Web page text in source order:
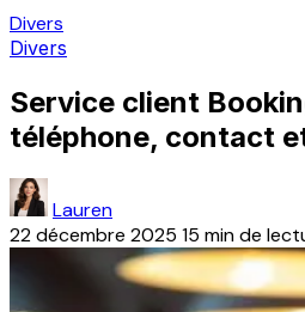
Divers
Divers
Service client
téléphone, contact
Lauren
22 décembre 2025 15 min de